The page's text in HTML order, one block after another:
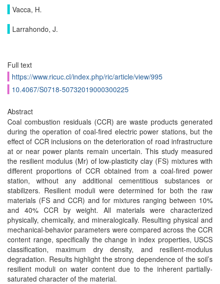
Vacca, H.
Larrahondo, J.
Full text
https://www.ricuc.cl/index.php/ric/article/view/995
10.4067/S0718-50732019000300225
Abstract
Coal combustion residuals (CCR) are waste products generated
during the operation of coal-fired electric power stations, but the
effect of CCR inclusions on the deterioration of road infrastructure
at or near power plants remain uncertain. This study measured
the resilient modulus (Mr) of low-plasticity clay (FS) mixtures with
different proportions of CCR obtained from a coal-fired power
station, without any additional cementitious substances or
stabilizers. Resilient moduli were determined for both the raw
materials (FS and CCR) and for mixtures ranging between 10%
and 40% CCR by weight. All materials were characterized
physically, chemically, and mineralogically. Resulting physical and
mechanical-behavior parameters were compared across the CCR
content range, specifically the change in index properties, USCS
classification, maximum dry density, and resilient-modulus
degradation. Results highlight the strong dependence of the soil’s
resilient moduli on water content due to the inherent partially-
saturated character of the material.